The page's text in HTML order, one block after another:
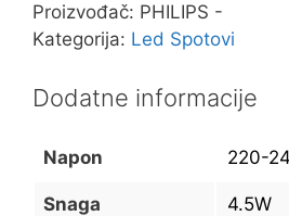
Proizvođač: PHILIPS -
Kategorija: Led Spotovi
Dodatne informacije
Napon 220-
Snaga 4.5W